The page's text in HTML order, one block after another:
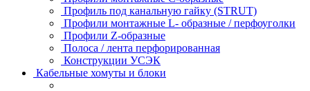
Профиль под канальную гайку (STRUT)
Профили монтажные L- образные / перфоуголки
Профили Z-образные
Полоса / лента перфорированная
Конструкции УСЭК
Кабельные хомуты и блоки